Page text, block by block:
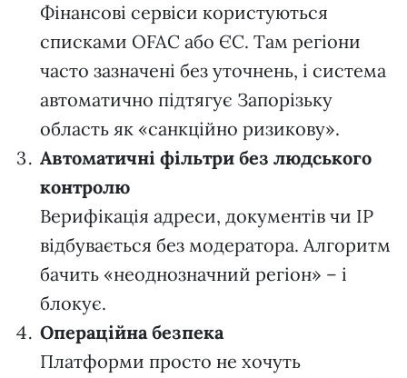
Фінансові сервіси користуються
списками OFAC або ЄС. Там регіони
часто зазначені без уточнень, і система
автоматично підтягує Запорізьку
область як «санкційно ризикову».
Автоматичні фільтри без людського
контролю
Верифікація адреси, документів чи IP
відбувається без модератора. Алгоритм
бачить «неоднозначний регіон» – і
блокує.
Операційна безпека
Платформи просто не хочуть